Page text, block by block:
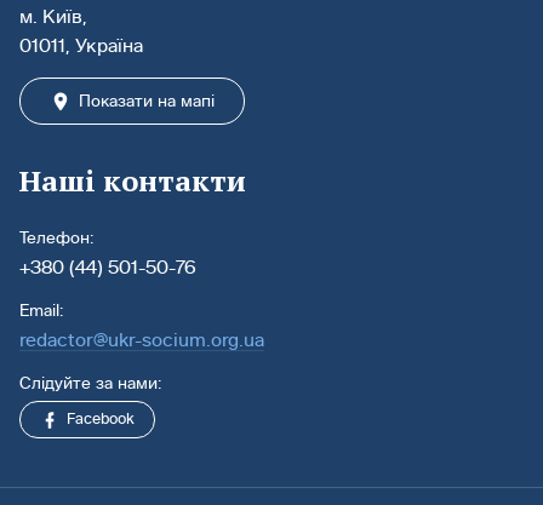
м. Київ,
01011, Україна
Показати на мапі
Наші контакти
Телефон:
+380 (44) 501-50-76
Email:
redactor@ukr-socium.org.ua
Слідуйте за нами:
Facebook